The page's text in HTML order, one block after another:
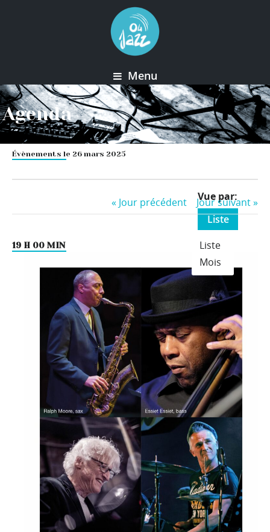
Menu
Agenda
Évènements le 26 mars 2025
Event
Views
Navigation
Vue par
Liste
Liste
Mois
« Jour précédent Jour suivant»
19 H 00 MIN